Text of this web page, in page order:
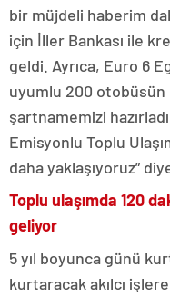
bir müjdeli haberim
için İller Bankası ile
geldi. Ayrıca, Euro 6
uyumlu 200 otobüsün
şartnamemizi
Emisyonlu Toplu
daha yaklaşıyoruz”
Toplu ulaşımda 120
geliyor
5 yıl boyunca günü
kurtaracak akılcı